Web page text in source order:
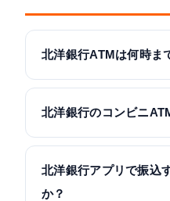
北洋銀行ATMは何時ま
北洋銀行のコンビニ
北洋銀行アプリで振込
か？